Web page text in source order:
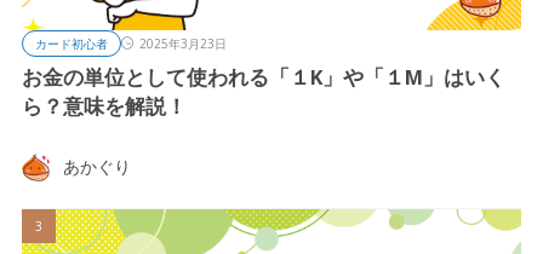
カード初心者 2025年3月23日
お金の単位として使われる「１K」や「１M」はいく
ら？意味を解説！
あかぐり